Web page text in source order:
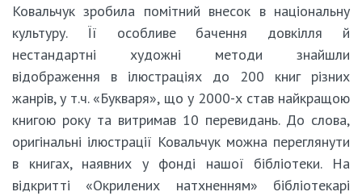
Ковальчук зробила помітний внесок в національну
культуру. Її особливе бачення довкілля й
нестандартні художні методи знайшли
відображення в ілюстраціях до 200 книг різних
жанрів, у т.ч. «Букваря», що у 2000-х став найкращою
книгою року та витримав 10 перевидань. До слова,
оригінальні ілюстрації Ковальчук можна переглянути
в книгах, наявних у фонді нашої бібліотеки. На
відкритті «Окрилених натхненням» бібліотекарі